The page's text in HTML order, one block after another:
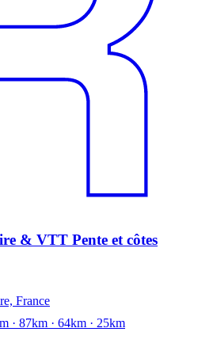
& VTT Pente et côtes
France
· 87km · 64km · 25km